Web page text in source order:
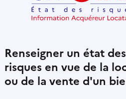
Renseigner un état des
risques en vue de la
ou de la vente d'un